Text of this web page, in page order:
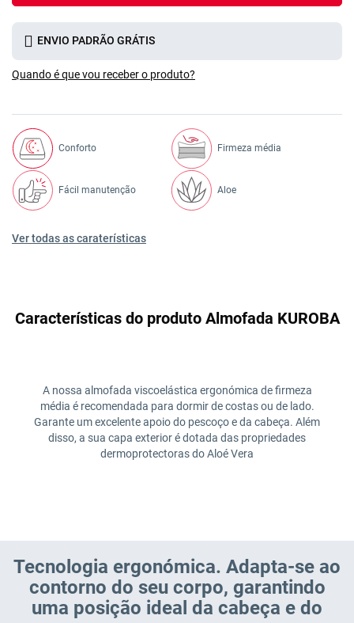
ENVIO PADRÃO GRÁTIS
Quando é que vou receber o produto?
Conforto Firmeza média
Fácil manutenção Aloe
Ver todas as caraterísticas
Características do produto Almofada KUROBA
A nossa almofada viscoelástica ergonómica de firmeza
média é recomendada para dormir de costas ou de lado.
Garante um excelente apoio do pescoço e da cabeça. Além
disso, a sua capa exterior é dotada das propriedades
dermoprotectoras do Aloé Vera
Tecnologia ergonómica. Adapta-se ao
contorno do seu corpo, garantindo
uma posição ideal da cabeça e do